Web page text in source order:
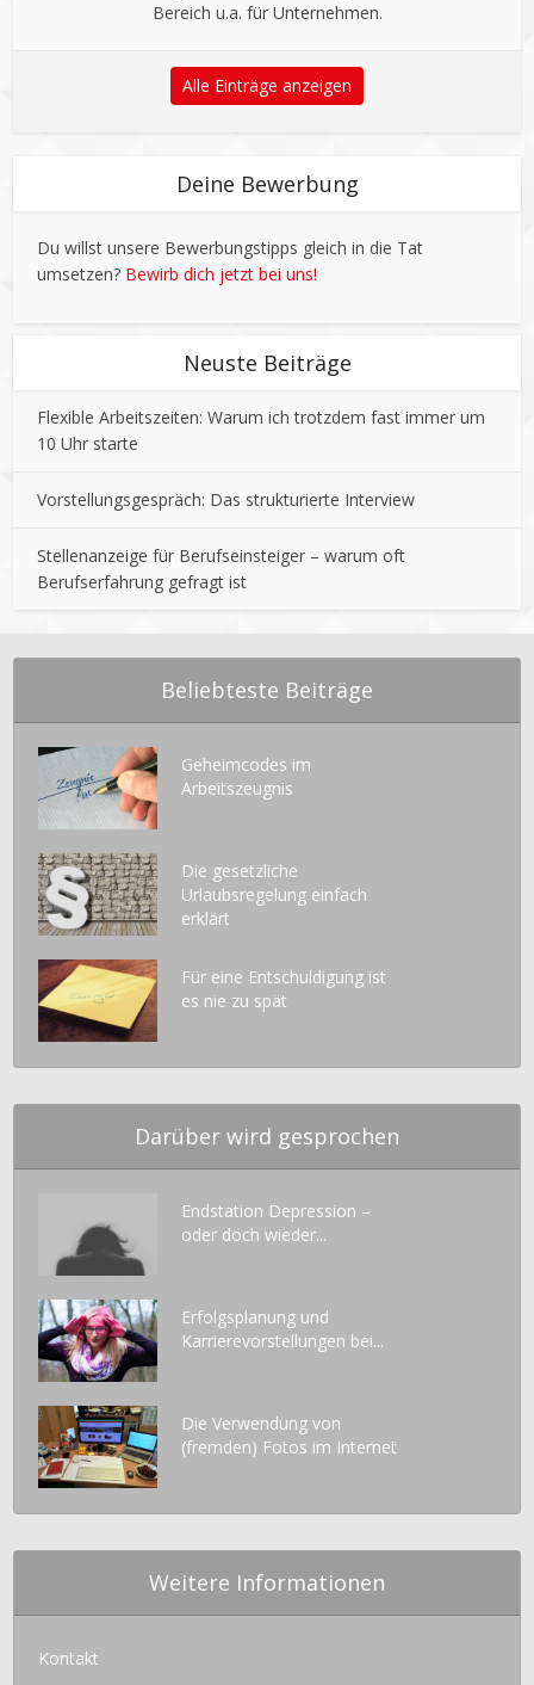
Bereich u.a. für Unternehmen.
Alle Einträge anzeigen
Deine Bewerbung
Du willst unsere Bewerbungstipps gleich in die Tat
umsetzen? Bewirb dich jetzt bei uns!
Neuste Beiträge
Flexible Arbeitszeiten: Warum ich trotzdem fast immer um
10 Uhr starte
Vorstellungsgespräch: Das strukturierte Interview
Stellenanzeige für Berufseinsteiger – warum oft
Berufserfahrung gefragt ist
Beliebteste Beiträge
Geheimcodes im
Arbeitszeugnis
Die gesetzliche
Urlaubsregelung einfach
erklärt
Für eine Entschuldigung ist
es nie zu spät
Darüber wird gesprochen
Endstation Depression –
oder doch wieder...
Erfolgsplanung und
Karrierevorstellungen bei...
Die Verwendung von
(fremden) Fotos im Internet
Weitere Informationen
Kontakt